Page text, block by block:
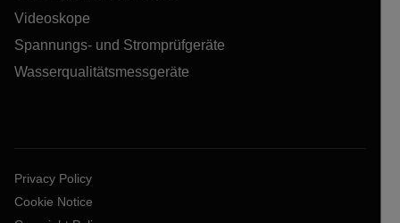
Videoskope
Spannungs- und Stromprüfgeräte
Wasserqualitätsmessgeräte
Privacy Policy
Cookie Notice